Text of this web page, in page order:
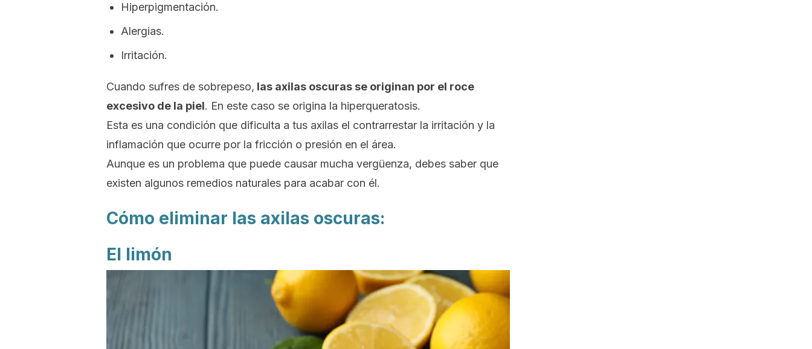
Hiperpigmentación.
Alergias.
Irritación.
Cuando sufres de sobrepeso, las axilas oscuras se originan por el roce
excesivo de la piel. En este caso se origina la hiperqueratosis.
Esta es una condición que dificulta a tus axilas el contrarrestar la irritación y la
inflamación que ocurre por la fricción o presión en el área.
Aunque es un problema que puede causar mucha vergüenza, debes saber que
existen algunos remedios naturales para acabar con él.
Cómo eliminar las axilas oscuras:
El limón